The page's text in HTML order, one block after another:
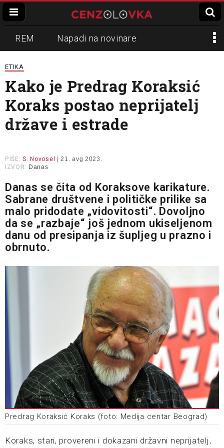
REM Napadi na novinare
Zvučni top
Propaganda Lokalni mediji
Informer Slavko Ćuruvija
ETIKA
Kako je Predrag Koraksić
Koraks postao neprijatelj
države i estrade
PIŠE: S. Novosel
| 21. avg 2023.
IZVOR: Danas
Danas se čita od Koraksove karikature.
Sabrane društvene i političke prilike sa
malo pridodate „vidovitosti“. Dovoljno
da se „razbaje“ još jednom ukiseljenom
danu od presipanja iz šupljeg u prazno i
obrnuto.
Predrag Koraksić Koraks (foto: Medija centar Beograd)
Koraks, stari, provereni i dokazani državni neprijatelj,